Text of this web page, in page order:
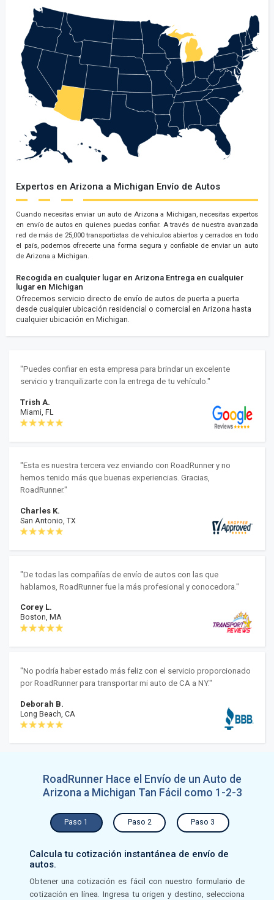
Expertos en Arizona a Michigan Envío de Autos
Cuando necesitas enviar un auto de Arizona a Michigan, necesitas expertos
en envío de autos en quienes puedas confiar. A través de nuestra avanzada
red de más de 25,000 transportistas de vehículos abiertos y cerrados en todo
el país, podemos ofrecerte una forma segura y confiable de enviar un auto
de Arizona a Michigan.
Recogida en cualquier lugar en Arizona Entrega en cualquier
lugar en Michigan
Ofrecemos servicio directo de envío de autos de puerta a puerta
desde cualquier ubicación residencial o comercial en Arizona hasta
cualquier ubicación en Michigan.
"Puedes confiar en esta empresa para brindar un excelente
servicio y tranquilizarte con la entrega de tu vehículo."
Trish A.
Miami, FL
"Esta es nuestra tercera vez enviando con RoadRunner y no
hemos tenido más que buenas experiencias. Gracias,
RoadRunner."
Charles K.
San Antonio, TX
"De todas las compañías de envío de autos con las que
hablamos, RoadRunner fue la más profesional y conocedora."
Corey L.
Boston, MA
"No podría haber estado más feliz con el servicio proporcionado
por RoadRunner para transportar mi auto de CA a NY."
Deborah B.
Long Beach, CA
RoadRunner Hace el Envío de un Auto de
Arizona a Michigan Tan Fácil como 1-2-3
Paso 1 Paso 2 Paso 3
Calcula tu cotización instantánea de envío de
autos.
Obtener una cotización es fácil con nuestro formulario de
cotización en línea. Ingresa tu origen y destino, selecciona